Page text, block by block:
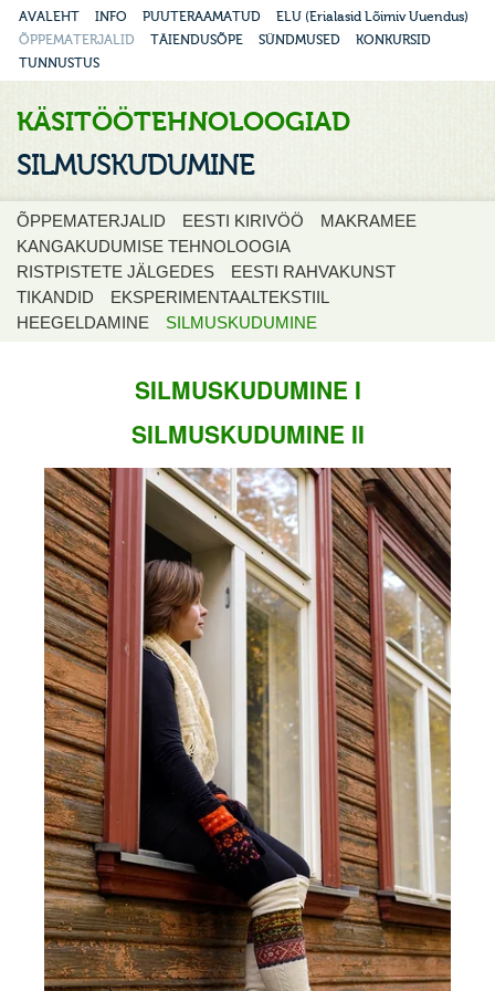
AVALEHT INFO PUUTERAAMATUD
ELU (Erialasid Lõimiv Uuendus)
ÕPPEMATERJALID
TÄIENDUSÕPE SÜNDMUSED
KONKURSID
TUNNUSTUS
KÄSITÖÖTEHNOLOOGIAD
SILMUSKUDUMINE
ÕPPEMATERJALID EESTI KIRIVÖÖ
MAKRAMEE
KANGAKUDUMISE TEHNOLOOGIA
RISTPISTETE JÄLGEDES
EESTI RAHVAKUNST
TIKANDID
EKSPERIMENTAALTEKSTIIL
HEEGELDAMINE
SILMUSKUDUMINE
SILMUSKUDUMINE I
SILMUSKUDUMINE II